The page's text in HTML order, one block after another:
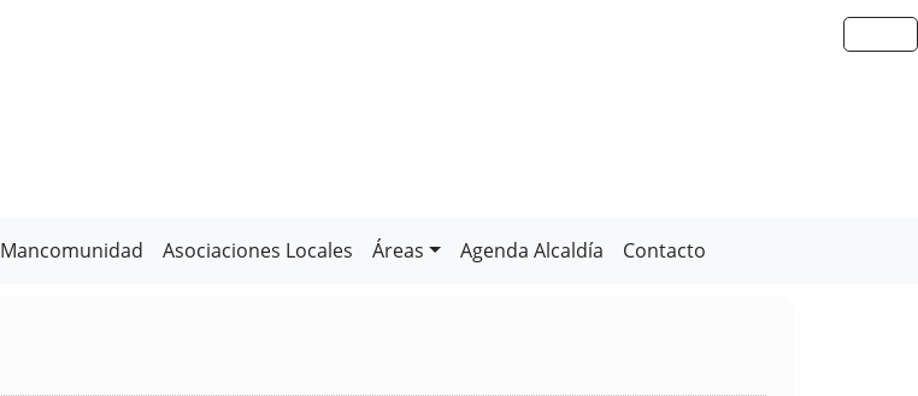
Mancomunidad Asociaciones Locales Áreas Agenda Alcaldía Contacto